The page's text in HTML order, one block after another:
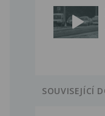
SOUVISEJÍCÍ